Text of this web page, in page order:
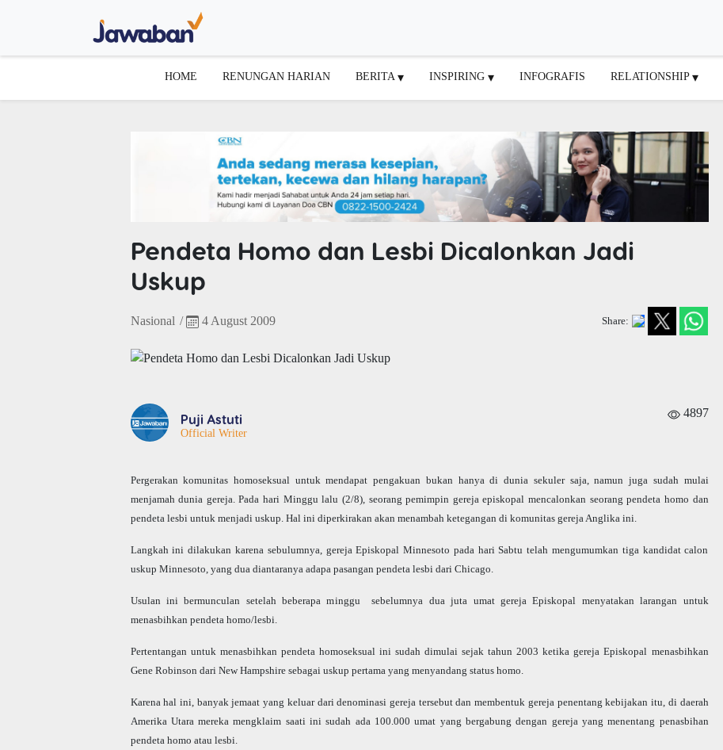
HOME RENUNGAN HARIAN BERITA INSPIRING INFOGRAFIS RELATIONSHIP
Pendeta Homo dan Lesbi Dicalonkan Jadi
Uskup
Nasional / 4 August 2009 Share:
Puji Astuti
Official Writer
4897
Pergerakan komunitas homoseksual untuk mendapat pengakuan bukan hanya di dunia sekuler saja, namun juga sudah mulai
menjamah dunia gereja. Pada hari Minggu lalu (2/8), seorang pemimpin gereja episkopal mencalonkan seorang pendeta homo dan
pendeta lesbi untuk menjadi uskup. Hal ini diperkirakan akan menambah ketegangan di komunitas gereja Anglika ini.
Langkah ini dilakukan karena sebulumnya, gereja Episkopal Minnesoto pada hari Sabtu telah mengumumkan tiga kandidat calon
uskup Minnesoto, yang dua diantaranya adapa pasangan pendeta lesbi dari Chicago.
Usulan ini bermunculan setelah beberapa minggu
sebelumnya dua juta umat gereja Episkopal menyatakan larangan untuk
menasbihkan pendeta homo/lesbi.
Pertentangan untuk menasbihkan pendeta homoseksual ini sudah dimulai sejak tahun 2003 ketika gereja Episkopal menasbihkan
Gene Robinson dari New Hampshiresebagai uskup pertama yang menyandang status homo.
Karena hal ini, banyak jemaat yang keluar dari denominasi gereja tersebut dan membentuk gereja penentang kebijakan itu, di daerah
Amerika Utara mereka mengklaim saati ini sudah ada 100.000 umat yang bergabung dengan gereja yang menentang penasbihan
pendeta homo atau lesbi.